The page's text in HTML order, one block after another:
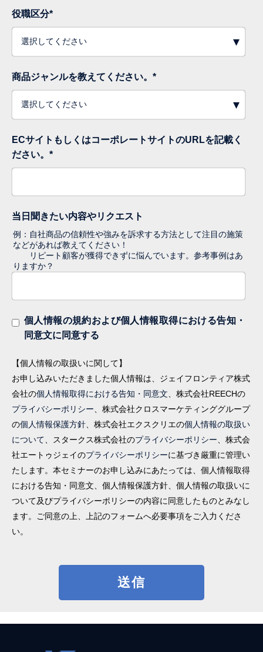
役職区分*
商品ジャンルを教えてください。 *
ECサイトもしくはコーポレートサイトのURLを記載く
ださい。 *
当日聞きたい内容やリクエスト
例：自社商品の信頼性や強みを訴求する方法として注目の施策
などがあれば教えてください！
リピート顧客が獲得できずに悩んでいます。参考事例はあ
りますか？
個人情報の規約および個人情報取得における告知・
同意文に同意する
【個人情報の取扱いに関して】
お申し込みいただきました個人情報は、ジェイフロンティア株式
会社の個人情報取得における告知・同意文 、株式会社REECHの
プライバシーポリシー 、株式会社クロスマーケティンググループ
の個人情報保護方針 、株式会社エクスクリエの個人情報の取扱い
について 、スタークス株式会社のプライバシーポリシー 、株式会
社エートゥジェイのプライバシーポリシーに基づき厳重に管理い
たします。本セミナーのお申し込みにあたっては、個人情報取得
における告知・同意文、個人情報保護方針、個人情報の取扱いに
ついて及びプライバシーポリシーの内容に同意したものとみなし
ます。ご同意の上、上記のフォームへ必要事項をご入力くださ
い。